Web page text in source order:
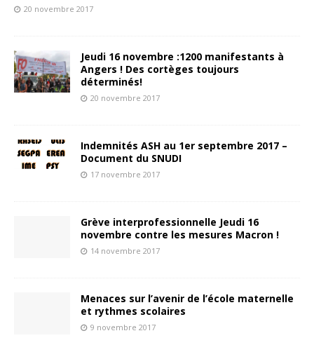
20 novembre 2017
Jeudi 16 novembre :1200 manifestants à
Angers ! Des cortèges toujours
déterminés!
20 novembre 2017
Indemnités ASH au 1er septembre 2017 –
Document du SNUDI
17 novembre 2017
Grève interprofessionnelle Jeudi 16
novembre contre les mesures Macron !
14 novembre 2017
Menaces sur l’avenir de l’école maternelle
et rythmes scolaires
9 novembre 2017